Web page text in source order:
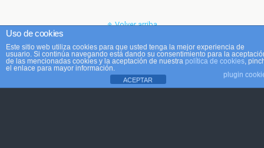
Volver arriba
Móvil Escritorio
Uso de cookies
Este sitio web utiliza cookies para que usted tenga la mejor experiencia de
usuario. Si continúa navegando está dando su consentimiento para la
de las mencionadas cookies y la aceptación de nuestra política de cookies,
el enlace para mayor información.
plugin
ACEPTAR